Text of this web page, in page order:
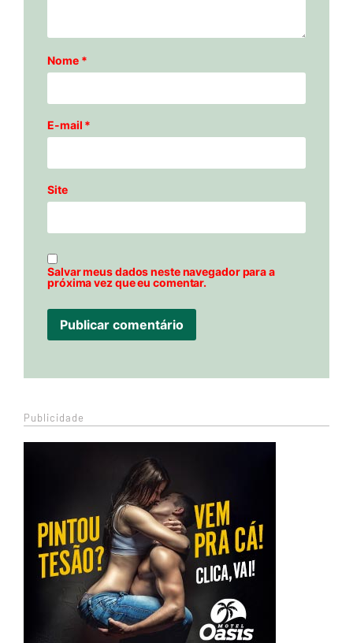
Nome *
E-mail *
Site
Salvar meus dados neste navegador para a
próxima vez que eu comentar.
Publicidade